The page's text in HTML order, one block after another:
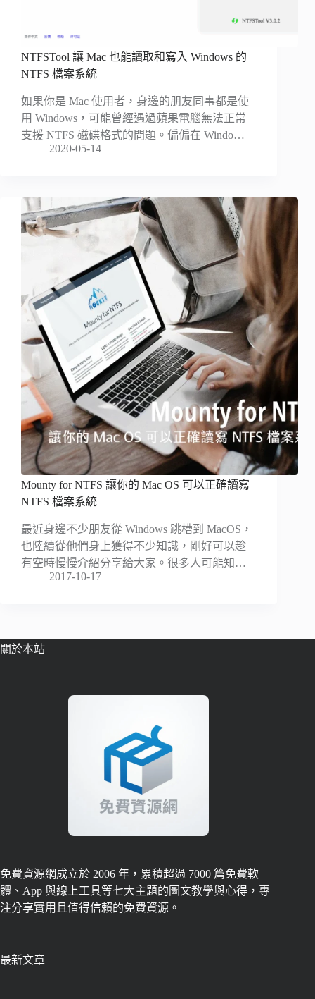
NTFSTool 讓 Mac 也能讀取和寫入 Windows 的
NTFS 檔案系統
如果你是 Mac 使用者，身邊的朋友同事都是使
用 Windows，可能曾經遇過蘋果電腦無法正常
支援 NTFS 磁碟格式的問題。偏偏在 Windo…
2020-05-14
Mounty for NTFS 讓你的 Mac OS 可以正確讀寫
NTFS 檔案系統
最近身邊不少朋友從 Windows 跳槽到 MacOS，
也陸續從他們身上獲得不少知識，剛好可以趁
有空時慢慢介紹分享給大家。很多人可能知…
2017-10-17
關於本站
免費資源網成立於 2006 年，累積超過 7000 篇免費軟
體、App 與線上工具等七大主題的圖文教學與心得，專
注分享實用且值得信賴的免費資源。
最新文章